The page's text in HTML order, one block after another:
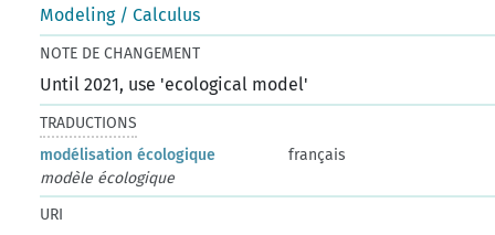
Modeling / Calculus
NOTE DE CHANGEMENT
Until 2021, use 'ecological model'
TRADUCTIONS
modélisation écologique
français
modèle écologique
URI